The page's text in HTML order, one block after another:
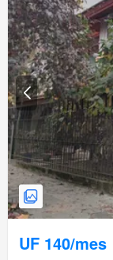
UF 140/mes